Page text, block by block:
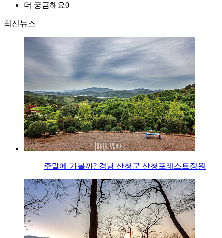
더 궁금해요0
최신뉴스
주말에 가볼까? 경남 산청군 산청포레스트정원